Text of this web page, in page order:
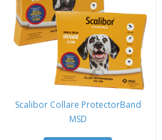
Scalibor Collare ProtectorBand
MSD